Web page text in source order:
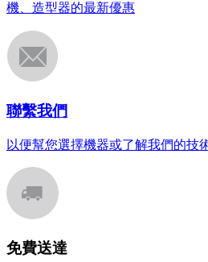
機、造型器的最新優惠
聯繫我們
以便幫您選擇機器或了解我們的技
免費送達